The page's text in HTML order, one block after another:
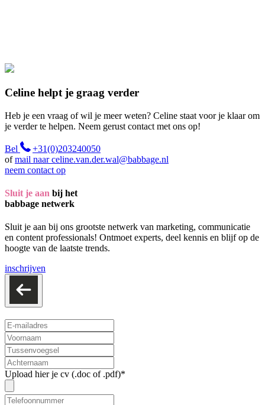
Celine helpt je graag verder
Heb je een vraag of wil je meer weten? Celine staat voor je klaar om
je verder te helpen. Neem gerust contact met ons op!
Bel
+31(0)203240050
ofmail naar celine.van.der.wal@babbage.nl
neem contact op
Sluit je aan bij het
babbage netwerk
Sluit je aan bij ons grootste netwerk van marketing, communicatie
en content professionals! Ontmoet experts, deel kennis en blijf op de
hoogte van de laatste trends.
inschrijven
Upload hier je cv (.doc of .pdf)*